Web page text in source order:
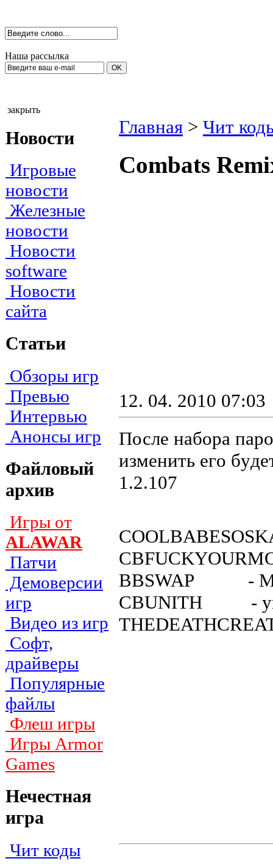
Наша рассылка
закрыть
Новости
Игровые
новости
Железные
новости
Новости
software
Новости
сайта
Статьи
Обзоры игр
Превью
Интервью
Анонсы игр
Файловый
архив
Игры от
ALAWAR
Патчи
Демоверсии
игр
Видео из игр
Софт,
драйверы
Популярные
файлы
Флеш игры
Игры Armor
Games
Нечестная
игра
Чит коды
Главная > Чит
Соmbаts
12. 04. 2010 07:03
После набора
измeнить eгo
1.2.107
BBSWAP -
CBUNITH -